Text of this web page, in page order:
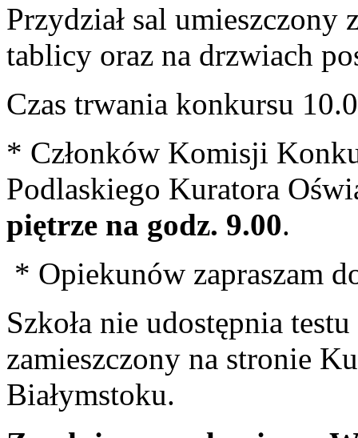
Przydział sal
tablicy oraz na drzwiach
Czas trwania konkursu
* Członków Komisji
Podlaskiego Kuratora
piętrze na godz. 9.00.
* Opiekunów zapraszam
Szkoła nie udostępnia
zamieszczony na stronie
Białymstoku.